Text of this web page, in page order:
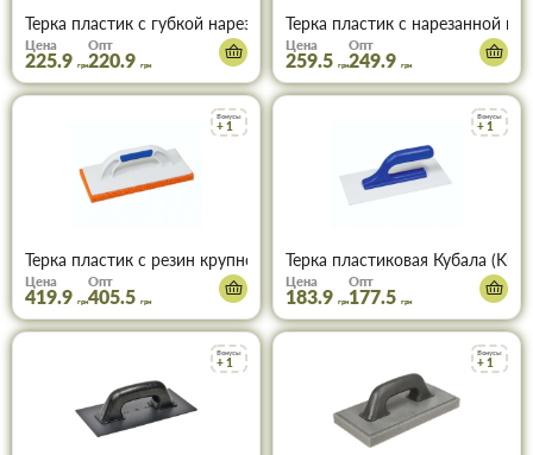
Терка пластик с губкой нарезанной Кубала (Kubala) 140х280мм
Цена
225.9 грн
Опт
220.9 грн
Терка пластик с нарезанной
Цена
259.5 грн
Опт
249.9 грн
Бонусы
+ 1
Терка пластик с резин крупнопор губкой Кубала (Kubala)
Цена
419.9 грн
Опт
405.5 грн
Бонусы
+ 1
Терка пластиковая Кубала
Цена
183.9 грн
Опт
177.5 грн
Бонусы
+ 1
Бонусы
+ 1